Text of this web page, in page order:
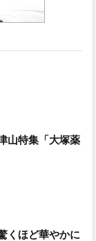
山特集「大塚薬
ほど華やかに